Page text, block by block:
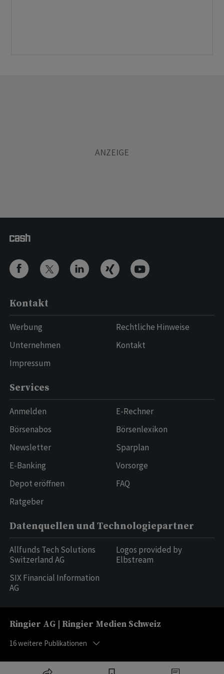
Kontakt
Werbung
Unternehmen
Impressum
Rechtliche Hinweise
Kontakt
Services
Anmelden
Börsenabos
Newsletter
E-Banking
Depot eröffnen
Ratgeber
E-Rechner
Börsenlexikon
Sparplan
Vorsorge
FAQ
Datenquellen und Technologiepartner
Allfunds Tech Solutions
Switzerland AG
SIX Financial Information
AG
Logos provided by
Elbstream
Ringier AG | Ringier Medien Schweiz
16weitere Publikationen